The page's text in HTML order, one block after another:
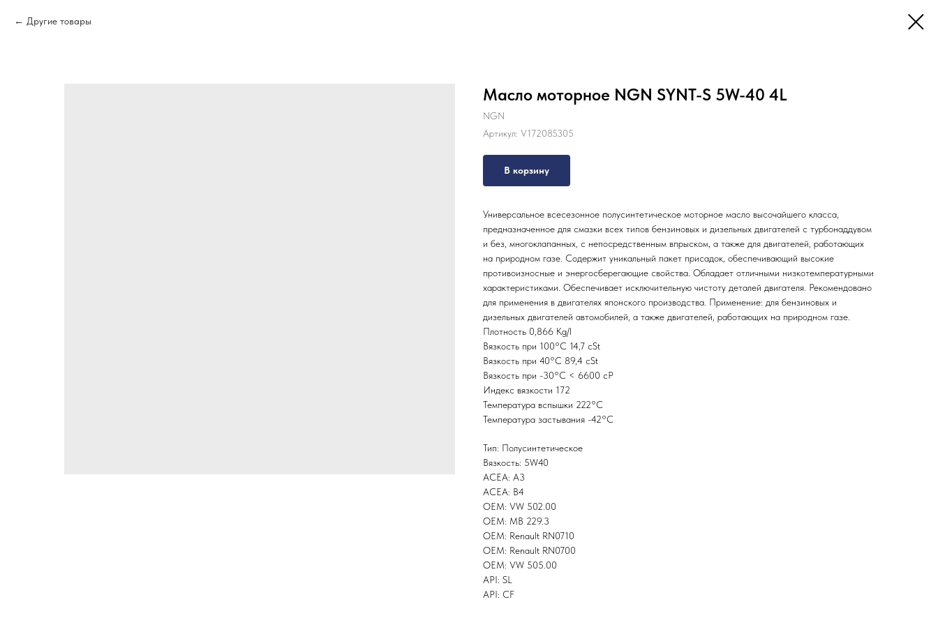
Другие товары
Масло моторное NGN SYNT-S 5W-40 4L
NGN
Артикул: V172085305
В корзину
Универсальное всесезонное полусинтетическое моторное масло высочайшего класса,
предназначенное для смазки всех типов бензиновых и дизельных двигателей с турбонаддувом
и без, многоклапанных, с непосредственным впрыском, а также для двигателей, работающих
на природном газе. Содержит уникальный пакет присадок, обеспечивающий высокие
противоизносные и энергосберегающие свойства. Обладает отличными низкотемпературными
характеристиками. Обеспечивает исключительную чистоту деталей двигателя. Рекомендовано
для применения в двигателях японского производства. Применение: для бензиновых и
дизельных двигателей автомобилей, а также двигателей, работающих на природном газе.
Плотность 0,866 Kg/l
Вязкость при 100°С 14,7 cSt
Вязкость при 40°С 89,4 cSt
Вязкость при -30°С < 6600 cP
Индекс вязкости 172
Температура вспышки 222°С
Температура застывания -42°С
Тип: Полусинтетическое
Вязкость: 5W40
ACEA: A3
ACEA: B4
OEM: VW 502.00
OEM: MB 229.3
OEM: Renault RN0710
OEM: Renault RN0700
OEM: VW 505.00
API: SL
API: CF